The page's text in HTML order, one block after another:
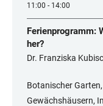
11:00 - 14:00
Ferienprogramm:
her?
Dr. Franziska
Botanischer
Gewächshäusern,